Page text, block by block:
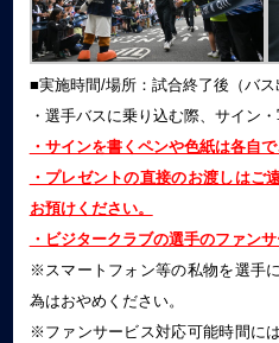
■実施時間/場所：試合終了後（バ
・選手バスに乗り込む際、サイン
・サインを書くペンや色紙は各自で
・プレゼントの直接のお渡しはご
お預けください。
・ビジタークラブの選手のファン
※スマートフォン等の私物を選手
為はおやめください。
※ファンサービス対応可能時間に